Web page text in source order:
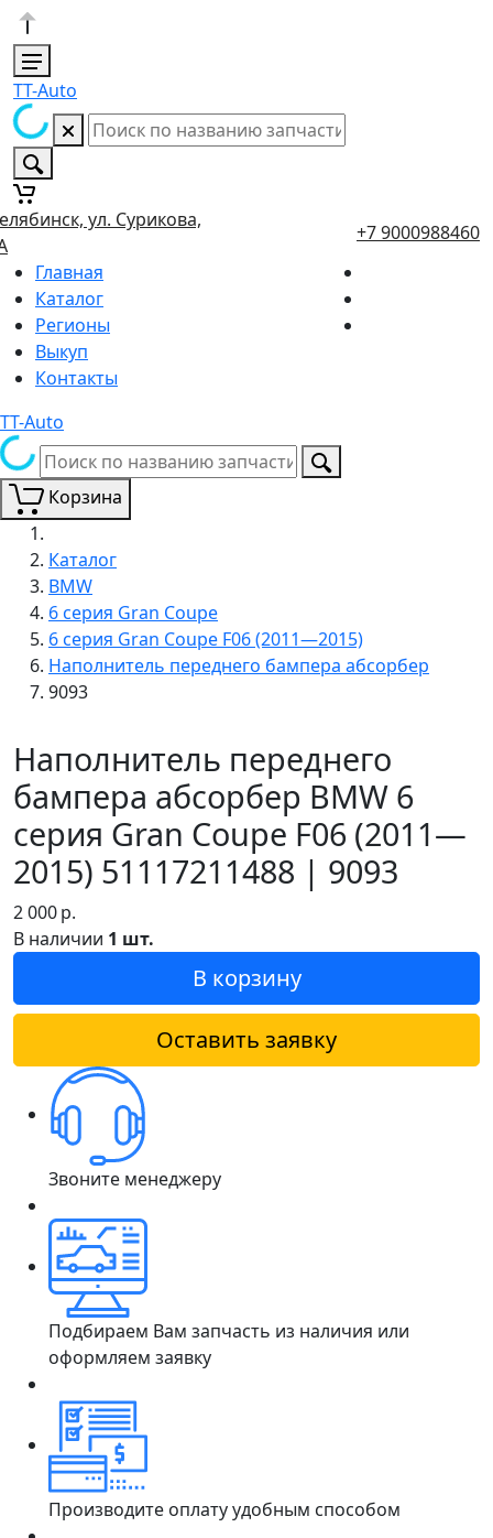
TT-Auto
ул. Сурикова,
+7 9000988460
Главная
Каталог
Регионы
Выкуп
Контакты
TT-Auto
Корзина
Каталог
BMW
6 серия Gran Coupe
6 серия Gran Coupe F06 (2011—2015)
Наполнитель переднего бампера абсорбер
9093
Наполнитель переднего
бампера абсорбер BMW 6
серия Gran Coupe F06 (2011—
2015) 51117211488 | 9093
2 000р.
В наличии 1 шт.
В корзину
Оставить заявку
Звоните менеджеру
Подбираем Вам запчасть из наличия или
оформляем заявку
Производите оплату удобным способом